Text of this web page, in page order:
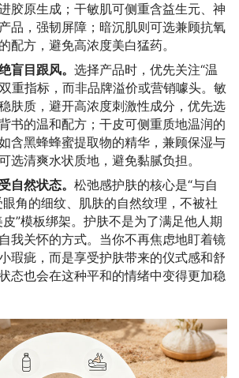
胶原生成；干敏肌可侧重含益生元、神
品，强韧屏障；暗沉肌则可选兼顾抗氧
配方，避免高浓度美白猛药。
盲目跟风。 选择产品时，优先关注“温
重指标，而非品牌溢价或营销噱头。敏
肤质，避开高浓度刺激性成分，优先选
书的温和配方；干皮可侧重质地温润的
含黑蜂蜂蜜提取物的精华，兼顾保湿与
选清爽水状质地，避免黏腻负担。
自然状态。 松弛感护肤的核心是“与自
眼角的细纹、肌肤的自然纹理，不被社
”模板绑架。护肤不是为了满足他人期
我关怀的方式。当你不再焦虑地盯着镜
瑕疵，而是享受护肤带来的仪式感和舒
态也会在这种平和的情绪中变得更加稳